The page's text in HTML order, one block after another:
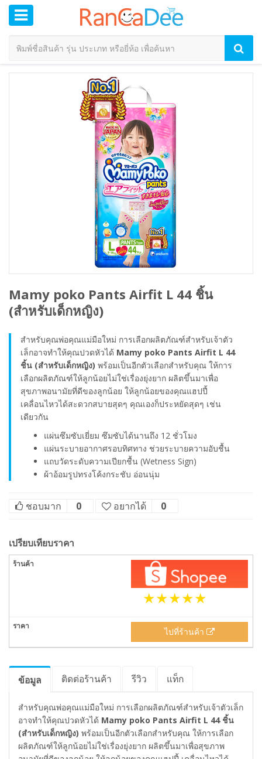
Mamy poko Pants Airfit L 44 ชิ้น
(สำหรับเด็กหญิง)
สำหรับคุณพ่อคุณแม่มือใหม่ การเลือกผลิตภัณฑ์สำหรับเจ้าตัว
เล็กอาจทำให้คุณปวดหัวได้ Mamy poko Pants Airfit L 44
ชิ้น (สำหรับเด็กหญิง) พร้อมเป็นอีกตัวเลือกสำหรับคุณ ให้การ
เลือกผลิตภัณฑ์ให้ลูกน้อยไม่ใช่เรื่องยุ่งยาก ผลิตขึ้นมาเพื่อ
สุขภาพอนามัยที่ดีของลูกน้อย ให้ลูกน้อยของคุณแฮปปี้
เคลื่อนไหวได้สะดวกสบายสุดๆ คุณเองก็ประหยัดสุดๆ เช่น
เดียวกัน
แผ่นซึมซับเยี่ยม ซึมซับได้นานถึง 12 ชั่วโมง
แผ่นระบายอากาศรอบทิศทาง ช่วยระบายความอับชื้น
แถบวัดระดับความเปียกชื้น (Wetness Sign)
ผ้าอ้อมรูปทรงโค้งกระชับ อ่อนนุ่ม
ชอบมาก 0 อยากได้ 0
เปรียบเทียบราคา
ไปที่ร้านค้า
ข้อมูล ติดต่อร้านค้า รีวิว แท็ก
สำหรับคุณพ่อคุณแม่มือใหม่ การเลือกผลิตภัณฑ์สำหรับเจ้าตัวเล็ก
อาจทำให้คุณปวดหัวได้ Mamy poko Pants Airfit L 44 ชิ้น
(สำหรับเด็กหญิง) พร้อมเป็นอีกตัวเลือกสำหรับคุณ ให้การเลือก
ผลิตภัณฑ์ให้ลูกน้อยไม่ใช่เรื่องยุ่งยาก ผลิตขึ้นมาเพื่อสุขภาพ